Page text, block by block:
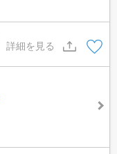
詳細を見る